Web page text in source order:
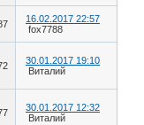
16.02.2017 22:57
fox7788
30.01.2017 19:10
Виталий
30.01.2017 12:32
Виталий